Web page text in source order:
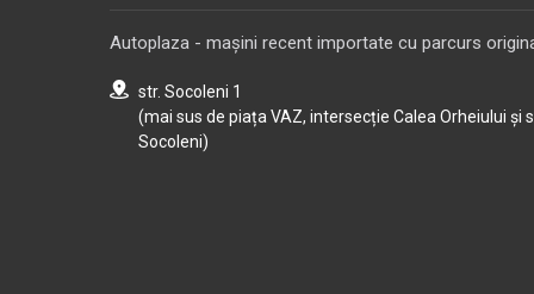
Autoplaza - mașini recent importate cu parcurs
str. Socoleni 1
(mai sus de piața VAZ, intersecție Calea Orheiului și
Socoleni)